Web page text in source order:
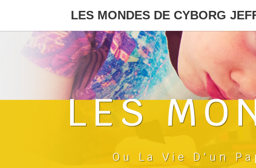
LES MONDES DE CYBORG
LES
Ou La Vie D'un